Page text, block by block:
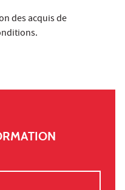
des acquis de